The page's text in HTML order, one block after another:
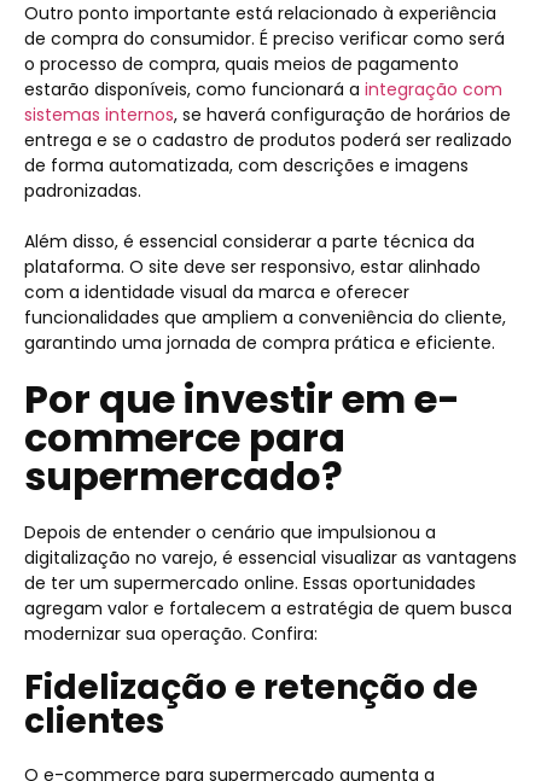
Outro ponto importante está relacionado à experiência
de compra do consumidor. É preciso verificar como será
o processo de compra, quais meios de pagamento
estarão disponíveis, como funcionará a integração com
sistemas internos, se haverá configuração de horários de
entrega e se o cadastro de produtos poderá ser realizado
de forma automatizada, com descrições e imagens
padronizadas.
Além disso, é essencial considerar a parte técnica da
plataforma. O site deve ser responsivo, estar alinhado
com a identidade visual da marca e oferecer
funcionalidades que ampliem a conveniência do cliente,
garantindo uma jornada de compra prática e eficiente.
Por que investir em e-
commerce para
supermercado?
Depois de entender o cenário que impulsionou a
digitalização no varejo, é essencial visualizar as vantagens
de ter um supermercado online. Essas oportunidades
agregam valor e fortalecem a estratégia de quem busca
modernizar sua operação. Confira:
Fidelização e retenção de
clientes
O e-commerce para supermercado aumenta a